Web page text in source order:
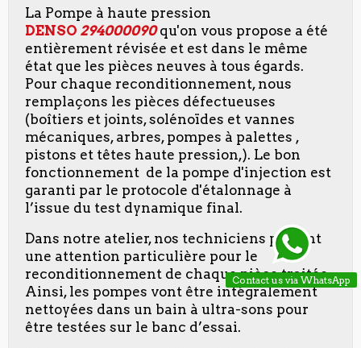
La Pompe à haute pression
DENSO 294000090qu'on vous propose a été
entièrement révisée et est dans le même
état que les pièces neuves à tous égards.
Pour chaque reconditionnement, nous
remplaçons les pièces défectueuses
(boîtiers et joints, solénoïdes et vannes
mécaniques, arbres, pompes à palettes ,
pistons et têtes haute pression,). Le bon
fonctionnement de la pompe d'injection est
garanti par le protocole d'étalonnage à
l’issue du test dynamique final.
Dans notre atelier, nos techniciens portent
une attention particulière pour le
reconditionnement de chaque pièce traitée.
Ainsi, les pompes vont être intégralement
nettoyées dans un bain à ultra-sons pour
être testées sur le banc d’essai.
Contact us via WhatsApp